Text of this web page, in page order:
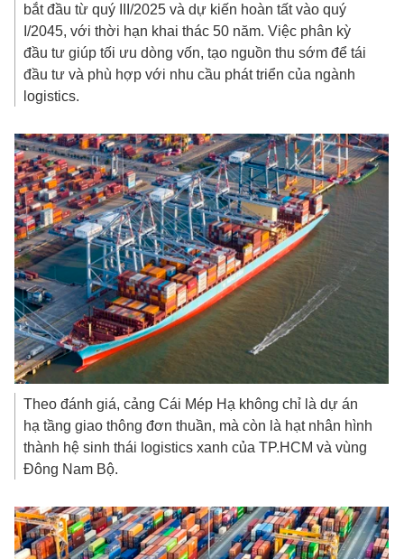
bắt đầu từ quý III/2025 và dự kiến hoàn tất vào quý
I/2045, với thời hạn khai thác 50 năm. Việc phân kỳ
đầu tư giúp tối ưu dòng vốn, tạo nguồn thu sớm để tái
đầu tư và phù hợp với nhu cầu phát triển của ngành
logistics.
Theo đánh giá, cảng Cái Mép Hạ không chỉ là dự án
hạ tầng giao thông đơn thuần, mà còn là hạt nhân hình
thành hệ sinh thái logistics xanh của TP.HCM và vùng
Đông Nam Bộ.